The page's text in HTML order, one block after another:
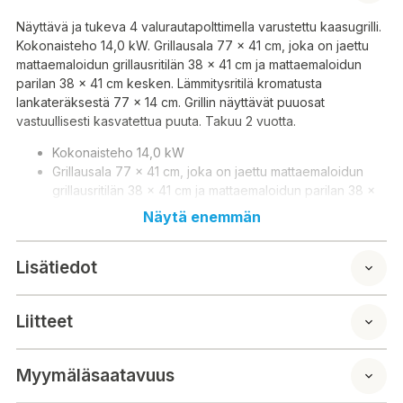
Näyttävä ja tukeva 4 valurautapolttimella varustettu kaasugrilli.
Kokonaisteho 14,0 kW. Grillausala 77 x 41 cm, joka on jaettu
mattaemaloidun grillausritilän 38 x 41 cm ja mattaemaloidun
parilan 38 x 41 cm kesken. Lämmitysritilä kromatusta
lankateräksestä 77 x 14 cm. Grillin näyttävät puuosat
vastuullisesti kasvatettua puuta. Takuu 2 vuotta.
Kokonaisteho 14,0 kW
Grillausala 77 x 41 cm, joka on jaettu mattaemaloidun
grillausritilän 38 x 41 cm ja mattaemaloidun parilan 38 x
Lämmitysritilä kromatusta lankateräksestä 77 x 14 cm
Grillin näyttävät puuosat vastuullisesti kasvatettua puuta
Polttimien päällä aluminoidusta teräksestä valmistetut
Grillin kansi ja ohjauspaneli 430 ruostumattomasta
Tulilaatikon alla sinkitystä teräksestä valmistettu
Näytä enemmän
Lisätiedot
Liitteet
Myymäläsaatavuus